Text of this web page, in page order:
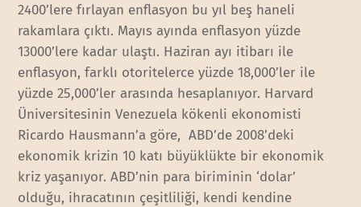
2400’lere fırlayan enflasyon bu yıl beş haneli
rakamlara çıktı. Mayıs ayında enflasyon yüzde
13000’lere kadar ulaştı. Haziran ayı itibarı ile
enflasyon, farklı otoritelerce yüzde 18,000’ler ile
yüzde 25,000’ler arasında hesaplanıyor. Harvard
Üniversitesinin Venezuela kökenli ekonomisti
Ricardo Hausmann’a göre, ABD’de 2008’deki
ekonomik krizin 10 katı büyüklükte bir ekonomik
kriz yaşanıyor. ABD’nin para biriminin ‘dolar’
olduğu, ihracatının çeşitliliği, kendi kendine